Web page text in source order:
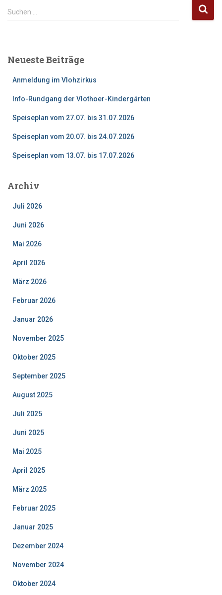
S
u
n
Suchen …
Neueste Beiträge
Anmeldung im Vlohzirkus
Info-Rundgang der Vlothoer-Kindergärten
Speiseplan vom 27.07. bis 31.07.2026
Speiseplan vom 20.07. bis 24.07.2026
Speiseplan vom 13.07. bis 17.07.2026
Archiv
Juli 2026
Juni 2026
Mai 2026
April 2026
März 2026
Februar 2026
Januar 2026
November 2025
Oktober 2025
September 2025
August 2025
Juli 2025
Juni 2025
Mai 2025
April 2025
März 2025
Februar 2025
Januar 2025
Dezember 2024
November 2024
Oktober 2024